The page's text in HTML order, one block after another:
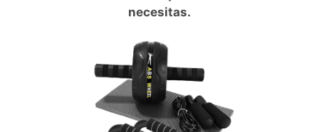
necesitas.